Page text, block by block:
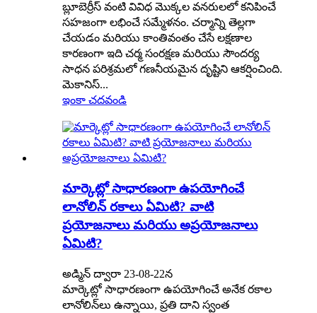
బ్లూబెర్రీస్ వంటి వివిధ మొక్కల వనరులలో కనిపించే
సహజంగా లభించే సమ్మేళనం. చర్మాన్ని తెల్లగా
చేయడం మరియు కాంతివంతం చేసే లక్షణాల
కారణంగా ఇది చర్మ సంరక్షణ మరియు సౌందర్య
సాధన పరిశ్రమలో గణనీయమైన దృష్టిని ఆకర్షించింది.
మెకానిస్...
ఇంకా చదవండి
మార్కెట్లో సాధారణంగా ఉపయోగించే
లానోలిన్ రకాలు ఏమిటి? వాటి
ప్రయోజనాలు మరియు అప్రయోజనాలు
ఏమిటి?
అడ్మిన్ ద్వారా 23-08-22న
మార్కెట్లో సాధారణంగా ఉపయోగించే అనేక రకాల
లానోలిన్‌లు ఉన్నాయి, ప్రతి దాని స్వంత